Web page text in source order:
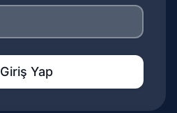
Giriş Yap